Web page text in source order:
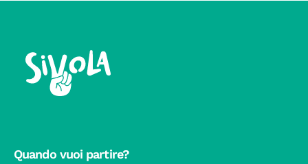
Quando vuoi partire?